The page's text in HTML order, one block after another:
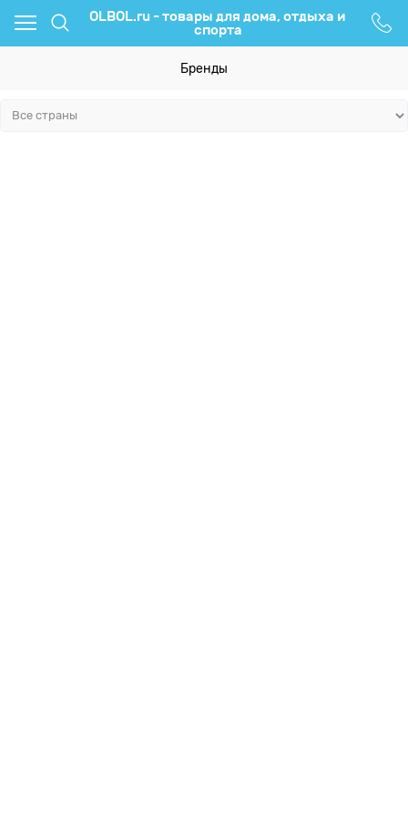
OLBOL.ru - товары для дома, отдыха и
спорта
Бренды